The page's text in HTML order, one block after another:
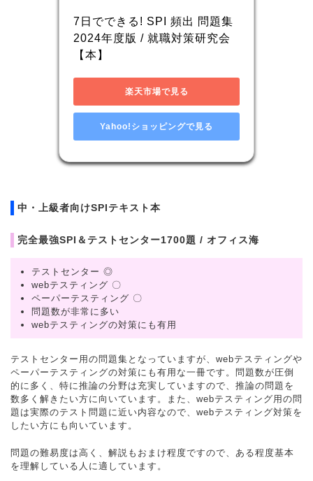
7日でできる! SPI 頻出 問題集
2024年度版 / 就職対策研究会
【本】
楽天市場で見る
Yahoo!ショッピングで見る
中・上級者向けSPIテキスト本
完全最強SPI＆テストセンター1700題 / オフィス海
テストセンター ◎
webテスティング 〇
ペーパーテスティング 〇
問題数が非常に多い
webテスティングの対策にも有用
テストセンター用の問題集となっていますが、webテスティングや
ペーパーテスティングの対策にも有用な一冊です。問題数が圧倒
的に多く、特に推論の分野は充実していますので、推論の問題を
数多く解きたい方に向いています。また、webテスティング用の問
題は実際のテスト問題に近い内容なので、webテスティング対策を
したい方にも向いています。
問題の難易度は高く、解説もおまけ程度ですので、ある程度基本
を理解している人に適しています。